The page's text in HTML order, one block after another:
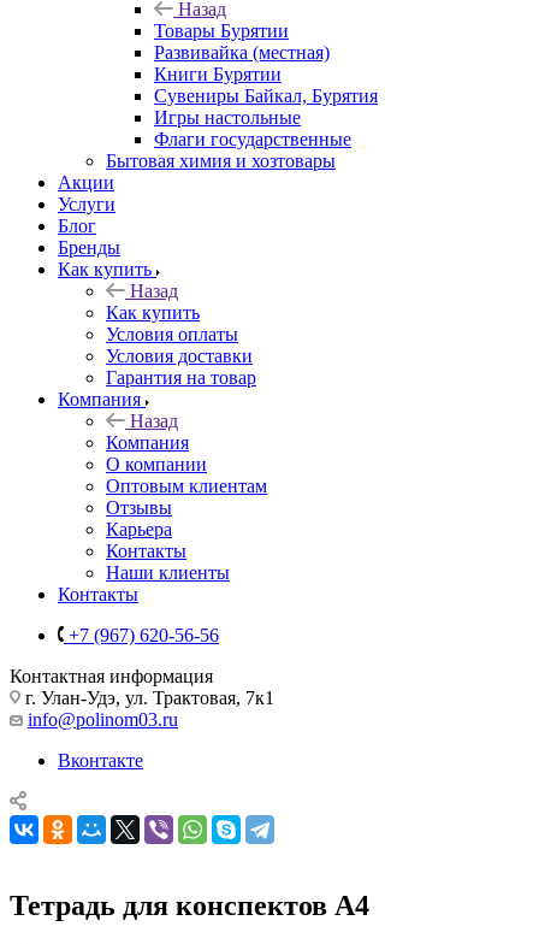
Назад
Товары Бурятии
Развивайка (местная)
Книги Бурятии
Сувениры Байкал, Бурятия
Игры настольные
Флаги государственные
Бытовая химия и хозтовары
Акции
Услуги
Блог
Бренды
Как купить
Назад
Как купить
Условия оплаты
Условия доставки
Гарантия на товар
Компания
Назад
Компания
О компании
Оптовым клиентам
Отзывы
Карьера
Контакты
Наши клиенты
Контакты
+7 (967) 620-56-56
Контактная информация
г. Улан-Удэ, ул. Трактовая, 7к1
info@polinom03.ru
Вконтакте
Тетрадь для конспектов А4